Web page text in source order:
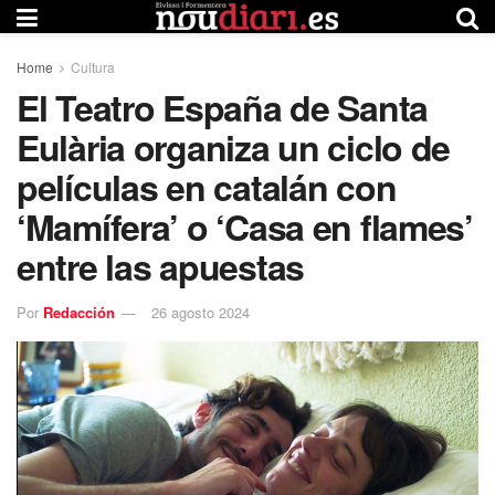
Home Cultura
El Teatro España de Santa
Eulària organiza un ciclo de
películas en catalán con
‘Mamífera’ o ‘Casa en flames’
entre las apuestas
Por Redacción 26 agosto 2024